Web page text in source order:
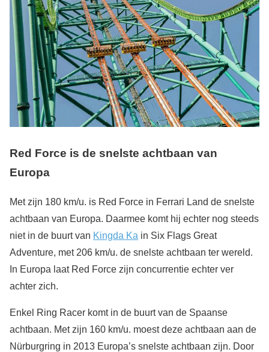
Red Force is de snelste achtbaan van
Europa
Met zijn 180 km/u. is Red Force in Ferrari Land de snelste
achtbaan van Europa. Daarmee komt hij echter nog steeds
niet in de buurt van Kingda Ka in Six Flags Great
Adventure, met 206 km/u. de snelste achtbaan ter wereld.
In Europa laat Red Force zijn concurrentie echter ver
achter zich.
Enkel Ring Racer komt in de buurt van de Spaanse
achtbaan. Met zijn 160 km/u. moest deze achtbaan aan de
Nürburgring in 2013 Europa’s snelste achtbaan zijn. Door